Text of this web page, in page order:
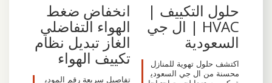
حلول التكييف |
HVAC | ال جي
السعودية
اكتشف حلول تهوية للمنازل
محسنة من ال جي السعودي
انخفاض ضغط
الهواء التفاضلي
الغاز تبديل نظام
تكييف الهواء
تفاصيل سريعة رقم المودي